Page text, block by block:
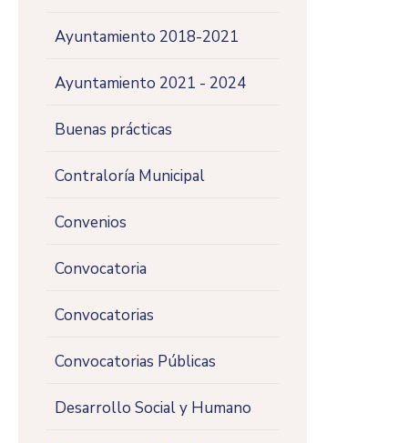
Ayuntamiento 2018-2021
Ayuntamiento 2021 - 2024
Buenas prácticas
Contraloría Municipal
Convenios
Convocatoria
Convocatorias
Convocatorias Públicas
Desarrollo Social y Humano